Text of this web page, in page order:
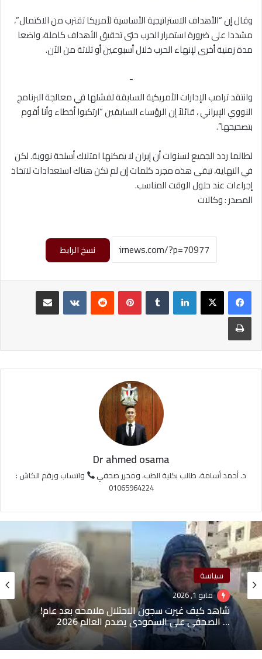
وقال إن “الأهداف الاستراتيجية الأساسية لأمريكا تقترب من الاكتمال”،
مشددا على ضرورة استمرار الحرب حتى تحقيق الأهداف كاملة، واضعا
مدة زمنية أخرى لإنهاء الحرب خلال أسبوعين أو ثلاثة من الآن.
-
وانتقد ترامب الإدارات الأمريكية السابقة لفشلها في معالجة البرنامج
النووي الإيراني ، قائلاً إن الرؤساء السابقين “ارتكبوا أخطاء وأنا أقوم
بتصحيحها”.
لطالما ردد الجميع لسنوات أن إيران لا يمكنها امتلاك أسلحة نووية. لكن
في النهاية، تبقى هذه مجرد كلمات إن لم تكن هناك استعدادات لاتخاذ
إجراءات عند حلول الوقت المناسب.
المصدر : وكالات
نسخ الرابط
لينكدإن بينتيريست
طباعة
Dr ahmed osama
د. أحمد أسامة، طالب بكلية الطب، ومحرر صحفي
واتساب ورقم الكاش :
01065964224
سياسة
مايو 1, 2026
شاهد كيف غيرت سجون الاحتلال ملامحه بعد عام!
… الصحفي علي السمودي يصدم العالم 2026